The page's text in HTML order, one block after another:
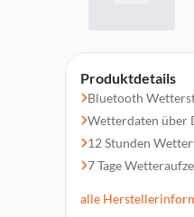
Produktdetails
Bluetooth
Wetterdaten über
12 Stunden
7 Tage
alle